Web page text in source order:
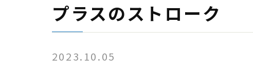
入学までの流れ
プラスのストローク
2023.10.05